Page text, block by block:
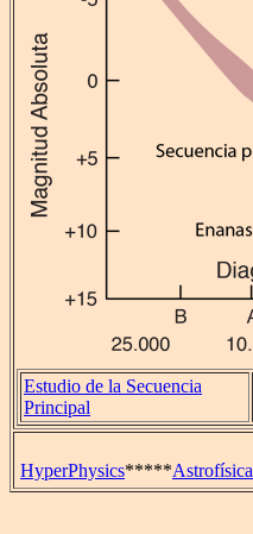
Estudio de la Secuencia
Principal
HyperPhysics*****Astrofísica